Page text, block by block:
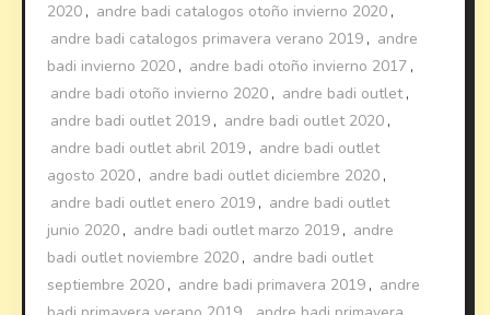
2020 , andre badi catalogos otoño invierno 2020 ,
andre badi catalogos primavera verano 2019 , andre
badi invierno 2020 , andre badi otoño invierno 2017 ,
andre badi otoño invierno 2020 , andre badi outlet,
andre badi outlet 2019 , andre badi outlet 2020 ,
andre badi outlet abril 2019 , andre badi outlet
agosto 2020 , andre badi outlet diciembre 2020 ,
andre badi outlet enero 2019 , andre badi outlet
junio 2020 , andre badi outlet marzo 2019 , andre
badi outlet noviembre 2020 , andre badi outlet
septiembre 2020 , andre badi primavera 2019 , andre